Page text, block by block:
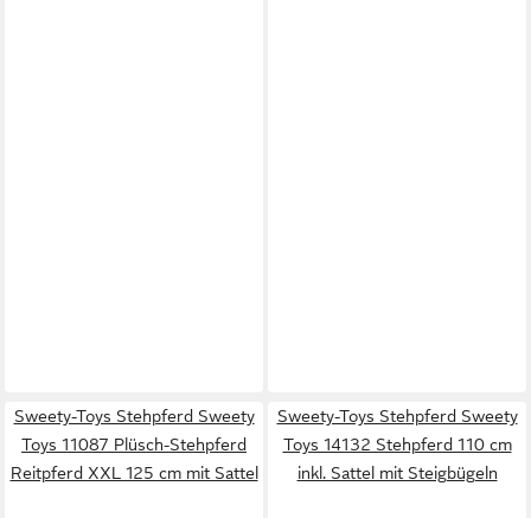
Sweety-Toys Stehpferd Sweety
Toys 11087 Plüsch-Stehpferd
Reitpferd XXL 125 cm mit Sattel
Sweety-Toys Stehpferd Sweety
Toys 14132 Stehpferd 110 cm
inkl. Sattel mit Steigbügeln